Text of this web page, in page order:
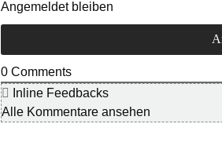
Angemeldet bleiben
0 Comments
Inline Feedbacks
Alle Kommentare ansehen